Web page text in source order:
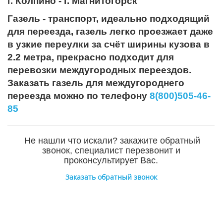
Газель - транспорт, идеально подходящий
для переезда, газель легко проезжает даже
в узкие переулки за счёт ширины кузова в
2.2 метра, прекрасно подходит для
перевозки междугородных переездов.
Заказать газель для междугороднего
переезда можно по телефону 8(800)505-46-
85
Не нашли что искали? закажите обратный
звонок, специалист перезвонит и
проконсультирует Вас.
Заказать обратный звонок